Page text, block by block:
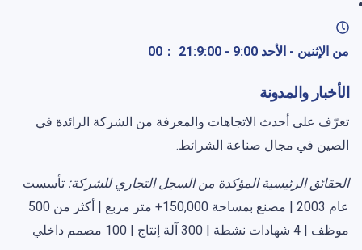
من الإثنين - الأحد 9:00 - 21:9:00 ：00
الأخبار والمدونة
تعرّف على أحدث الاتجاهات والمعرفة من الشركة الرائدة في
الصين في مجال صناعة الشرائط.
الحقائق الرئيسية المؤكدة من السجل التجاري للشركة: تأسست
عام 2003 | مصنع بمساحة 150,000+ متر مربع | أكثر من 500
موظف | 4 شهادات نشطة | 300 آلة إنتاج | 100 مصمم داخلي